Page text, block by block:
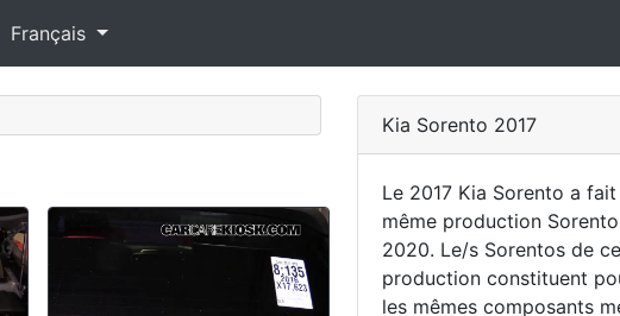
Français
Kia Sorento 2017
Le 2017 Kia Sorento a
même production
2020. Le/s Sorentos de
production constituent
les mêmes composants